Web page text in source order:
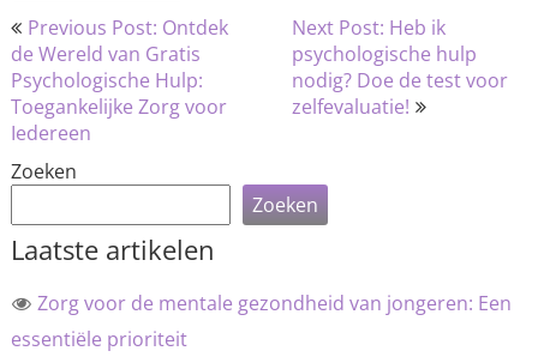
Bericht
navigatie
Previous Post: Ontdek
de Wereld van Gratis
Psychologische Hulp:
Toegankelijke Zorg voor
Iedereen
Next Post: Heb ik
psychologische hulp
nodig? Doe de test voor
zelfevaluatie!
Zoeken
Zoeken
Laatste artikelen
Zorg voor de mentale gezondheid van jongeren: Een
essentiële prioriteit